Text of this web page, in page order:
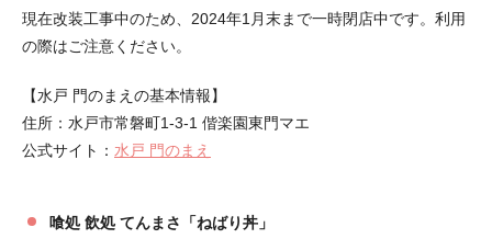
現在改装工事中のため、2024年1月末まで一時閉店中です。利用
の際はご注意ください。
【水戸 門のまえの基本情報】
住所：水戸市常磐町1-3-1 偕楽園東門マエ
公式サイト： 水戸 門のまえ
喰処 飲処 てんまさ「ねばり丼」